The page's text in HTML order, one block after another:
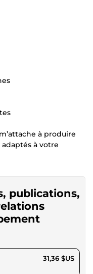
à produire
à votre
publications,
31,36 $US